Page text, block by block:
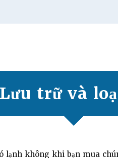
Lưu trữ và
lạnh không khi bạn mua